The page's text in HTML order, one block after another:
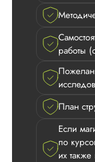
работы
План
Если
по
их